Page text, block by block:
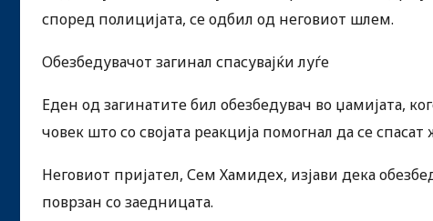
според полицијата, се одбил од неговиот шлем.
Обезбедувачот загинал спасувајќи луѓе
Еден од загинатите бил обезбедувач во џамијата,
човек што со својата реакција помогнал да се спасат
Неговиот пријател, Сем Хамидех, изјави дека
поврзан со заедницата.